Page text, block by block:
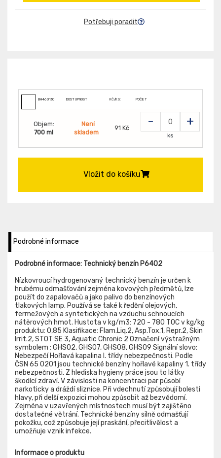
Potřebuji poradit
BH460130 DOSTUPNOST KČ/KS: POČET
Objem:
700 ml
Není
skladem
91 Kč - +
ks
Vložit do košíku
Podrobné informace
Podrobné informace: Technický benzín P6402
Nízkovroucí hydrogenovaný technický benzín je určen k
hrubému odmašťování zejména kovových předmětů, lze
použít do zapalovačů a jako palivo do benzínových
tlakových lamp. Používá se také k ředění olejových,
fermežových a syntetických na vzduchu schnoucích
nátěrových hmot. Hustota v kg/m3: 720 - 780 TOC v kg/kg
produktu: 0,85 Klasifikace: Flam.Liq.2, Asp.Tox.1, Repr.2, Skin
Irrit.2, STOT SE 3, Aquatic Chronic 2 Označení výstražným
symbolem : GHS02, GHS07, GHS08, GHS09 Signální slovo:
Nebezpečí Hořlavá kapalina I. třídy nebezpečnosti. Podle
ČSN 65 0201 jsou technické benzíny hořlavé kapaliny 1. třídy
nebezpečnosti. Z hlediska hygieny práce jsou to látky
škodící zdraví. V závislosti na koncentraci par působí
narkoticky a dráždí sliznice. Při vdechnutí způsobují bolesti
hlavy, při delší expozici mohou způsobit až bezvědomí.
Zejména v uzavřených místnostech musí být zajištěno
dostatečné větrání. Technické benzíny silně odmašťují
pokožku, což způsobuje její praskání, přecitlivělost a
umožňuje vznik infekce.
Informace o produktu